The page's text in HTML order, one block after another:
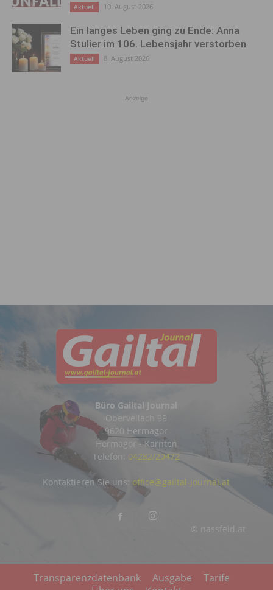
Aktuell 10. August 2026
Ein langes Leben ging zu Ende: Anna
Stulier im 106. Lebensjahr verstorben
Aktuell 8. August 2026
Anzeige
Büro Gailtal Journal
Obervellach 99
9620 Hermagor
Hermagor - Kärnten
Telefon: 04282/20472
© nassfeld.at
Kontaktieren Sie uns: office@gailtal-journal.at
Transparenzdatenbank Ausgabe
Tarife